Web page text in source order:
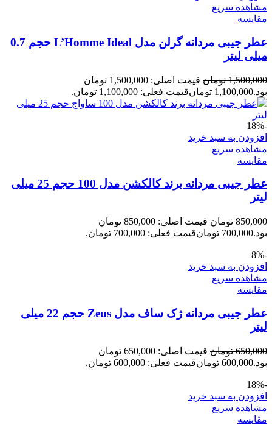
مشاهده سریع
مقایسه
عطر جیبی مردانه گرلن مدل L’Homme Ideal حجم 0.7
میلی لیتر
1,500,000 تومان
قیمت اصلی: 1,500,000 تومان
بود.1,100,000 تومانقیمت فعلی: 1,100,000 تومان.
-18%
افزودن به سبد خرید
مشاهده سریع
مقایسه
عطر جیبی مردانه برند کالکشن مدل 100 حجم 25 میلی
لیتر
850,000 تومان
قیمت اصلی: 850,000 تومان
بود.700,000 تومانقیمت فعلی: 700,000 تومان.
-8%
افزودن به سبد خرید
مشاهده سریع
مقایسه
عطر جیبی مردانه ژک ساف مدل Zeus حجم 22 میلی
لیتر
650,000 تومان
قیمت اصلی: 650,000 تومان
بود.600,000 تومانقیمت فعلی: 600,000 تومان.
-18%
افزودن به سبد خرید
مشاهده سریع
مقایسه